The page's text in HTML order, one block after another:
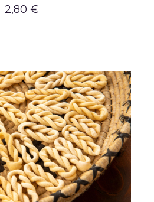
2,80 €